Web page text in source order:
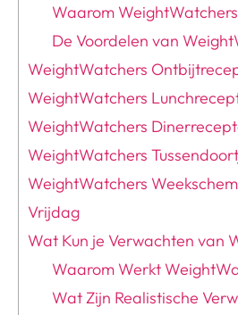
Waarom
De Voordelen van
WeightWatchers
WeightWatchers
WeightWatchers
WeightWatchers
WeightWatchers
Vrijdag
Wat Kun je Verwachten van
Waarom Werkt
Wat Zijn Realistische